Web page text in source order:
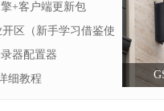
擎+客户端更新包
区（新手学习借鉴使
录器配置器
细教程